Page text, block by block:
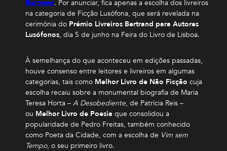
Bertrand. Por anunciar, fica apenas a escolha dos livreiros
na categoria de Ficção Lusófona, que será revelada na
cerimónia do Prémio Livreiros Bertrand para Autores
Lusófonos, dia 5 de junho na Feira do Livro de Lisboa.
À semelhança do que aconteceu em edições passadas,
houve consenso entre leitores e livreiros em algumas
categorias, tais como Melhor Livro de Não Ficção cuja
escolha recaiu sobre a monumental biografia de Maria
Teresa Horta – A Desobediente, de Patrícia Reis –
ou Melhor Livro de Poesia que consolidou a
popularidade de Pedro Freitas, também conhecido
como Poeta da Cidade, com a escolha de Vim sem
Tempo, o seu primeiro livro.